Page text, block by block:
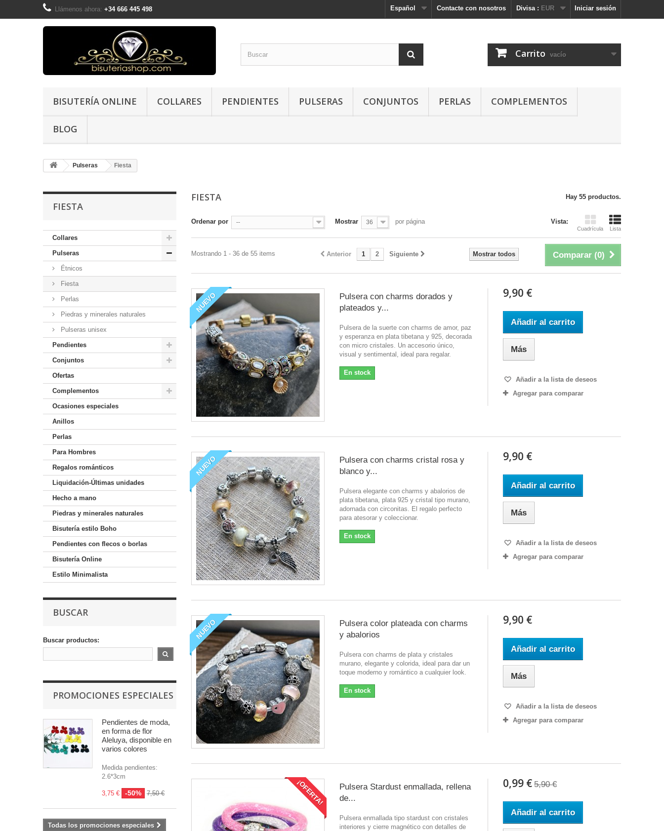
Iniciar sesión
Divisa : EUR
Contacte con nosotros
Llámenos ahora: +34 666 445 498 Español
Carrito vacío
BISUTERÍA ONLINE COLLARES PENDIENTES PULSERAS CONJUNTOS PERLAS COMPLEMENTOS
BLOG
Pulseras Fiesta
FIESTA
Collares
Pulseras
Étnicos
Fiesta
Perlas
Piedras y minerales naturales
Pulseras unisex
Pendientes
Conjuntos
Ofertas
Complementos
Ocasiones especiales
Anillos
Perlas
Para Hombres
Regalos románticos
Liquidación-Últimas unidades
Hecho a mano
Piedras y minerales naturales
Bisutería estilo Boho
Pendientes con flecos o borlas
Bisutería Online
Estilo Minimalista
BUSCAR
Buscar productos:
PROMOCIONES ESPECIALES
Pendientes de moda,
en forma de flor
Aleluya, disponible en
varios colores
Medida pendientes:
2.6*3cm
3,75 € -50% 7,50 €
Todas los promociones especiales
FIESTA Hay 55 productos.
Vista:
Cuadrícula Lista
Ordenar por -- Mostrar 36 por página
Comparar (0)
Mostrar todos
Anterior 1 2 Siguiente
Mostrando 1 - 36 de 55 items
NUEVO
Pulsera con charms dorados y
plateados y...
Pulsera de la suerte con charms de amor, paz
y esperanza en plata tibetana y 925, decorada
con micro cristales. Un accesorio único,
visual y sentimental, ideal para regalar.
En stock
9,90 €
Añadir al carrito
Más
Añadir a la lista de deseos
Agregar para comparar
NUEVO
Pulsera con charms cristal rosa y
blanco y...
Pulsera elegante con charms y abalorios de
plata tibetana, plata 925 y cristal tipo murano,
adornada con circonitas. El regalo perfecto
para atesorar y coleccionar.
En stock
9,90 €
Añadir al carrito
Más
Añadir a la lista de deseos
Agregar para comparar
NUEVO
Pulsera color plateada con charms
y abalorios
Pulsera con charms de plata y cristales
murano, elegante y colorida, ideal para dar un
toque moderno y romántico a cualquier look.
En stock
9,90 €
Añadir al carrito
Más
Añadir a la lista de deseos
Agregar para comparar
¡OFERTA!
Pulsera Stardust enmallada, rellena
de...
Pulsera enmallada tipo stardust con cristales
interiores y cierre magnético con detalles de
0,99 € 5,90 €
Añadir al carrito